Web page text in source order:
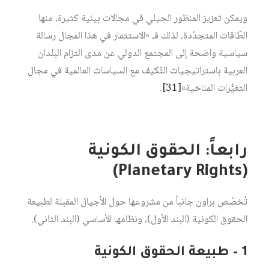
ويمكن تعزيز المنظور الجيلي في مجالات بيئية كثيرة، منها
الطّاقات المتجدّدة، لذلك فـ «الاستثمار في هذا المجال رسالة
سياسية واضحة إلى المجتمع الدولي عن مدى التزام البلدان
العربية باستراتيجيات التّكيف مع السياسات العالمية في مجال
التغيُّرات المناخية»‏[31]
.
رابعاً: الحقوق الكونية
(Planetary Rights)
تُخصّص براون جانباً من مشروعها حول الأجيال المقبلة لطبيعة
الحقوق الكونية (البند الأول)، ونظامها الأساسي (البند الثاني).
1 – طبيعة الحقوق الكونية